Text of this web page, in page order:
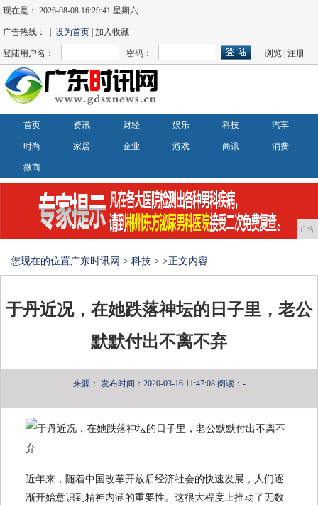
现在是：2026-08-08 16:29:42 星期六
广告热线： |设为首页 | 加入收藏
登陆用户名： 密码： 浏览 |注册
首页 资讯 财经 娱乐 科技 汽车
时尚 家居 企业 游戏 商讯 消费
微商
广告
您现在的位置广东时讯网 > 科技 > >正文内容
于丹近况，在她跌落神坛的日子里，老公
默默付出不离不弃
来源： 发布时间：2020-03-16 11:47:08 阅读：-
近年来，随着中国改革开放后经济社会的快速发展，人们逐
渐开始意识到精神内涵的重要性。这很大程度上推动了无数